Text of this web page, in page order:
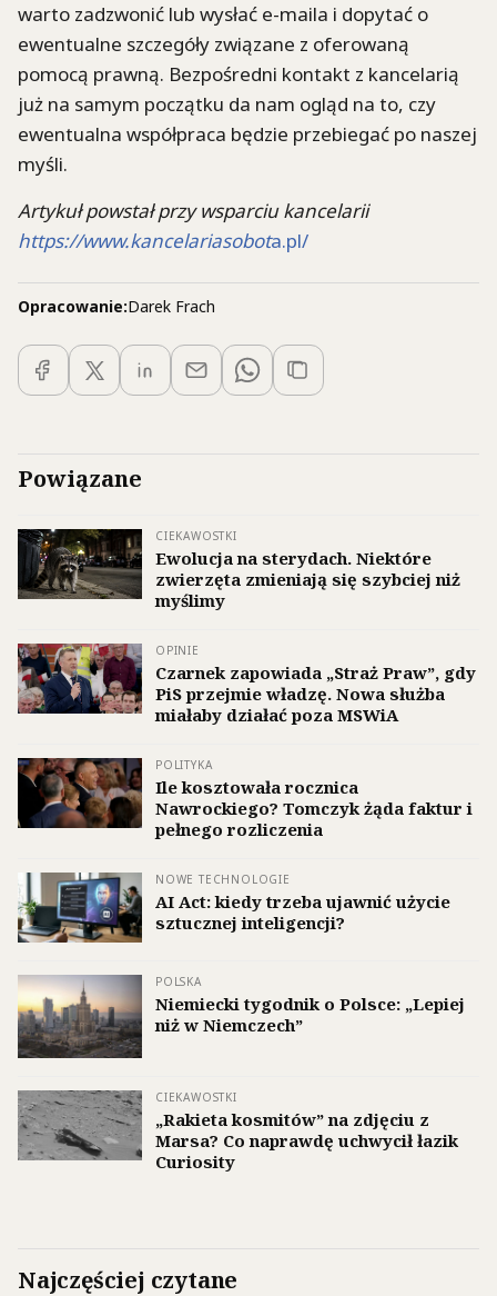
warto zadzwonić lub wysłać e-maila i dopytać o
ewentualne szczegóły związane z oferowaną
pomocą prawną. Bezpośredni kontakt z kancelarią
już na samym początku da nam ogląd na to, czy
ewentualna współpraca będzie przebiegać po naszej
myśli.
Artykuł powstał przy wsparciu kancelarii
https://www.kancelariasobota.pl/
Opracowanie:Darek Frach
Powiązane
CIEKAWOSTKI
Ewolucja na sterydach. Niektóre
zwierzęta zmieniają się szybciej niż
myślimy
OPINIE
Czarnek zapowiada „Straż Praw”, gdy
PiS przejmie władzę. Nowa służba
miałaby działać poza MSWiA
POLITYKA
Ile kosztowała rocznica
Nawrockiego? Tomczyk żąda faktur i
pełnego rozliczenia
NOWE TECHNOLOGIE
AI Act: kiedy trzeba ujawnić użycie
sztucznej inteligencji?
POLSKA
Niemiecki tygodnik o Polsce: „Lepiej
niż w Niemczech”
CIEKAWOSTKI
„Rakieta kosmitów” na zdjęciu z
Marsa? Co naprawdę uchwycił łazik
Curiosity
Najczęściej czytane